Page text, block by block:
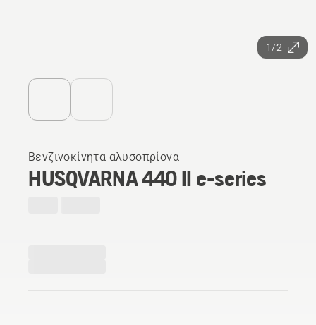
1/2
Βενζινοκίνητα αλυσοπρίονα
HUSQVARNA 440 II e-series